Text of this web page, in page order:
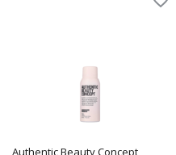
Authentic Beauty Concept